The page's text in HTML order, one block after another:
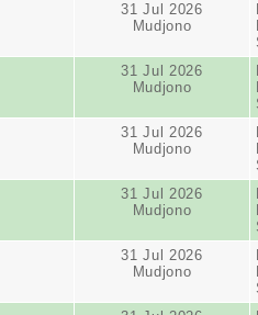
31 Jul 2026
Mudjono
31 Jul 2026
Mudjono
31 Jul 2026
Mudjono
31 Jul 2026
Mudjono
31 Jul 2026
Mudjono